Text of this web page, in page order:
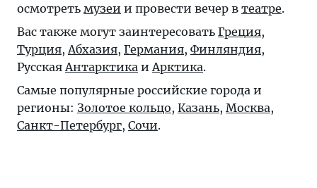
осмотреть музеи и провести вечер в театре.
Вас также могут заинтересовать Греция,
Турция, Абхазия, Германия, Финляндия,
Русская Антарктика и Арктика.
Самые популярные российские города и
регионы: Золотое кольцо, Казань, Москва,
Санкт-Петербург, Сочи.